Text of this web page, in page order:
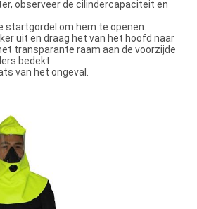
observeer de cilindercapaciteit en
startgordel om hem te openen.
uit en draag het van het hoofd naar
transparante raam aan de voorzijde
bedekt.
van het ongeval.